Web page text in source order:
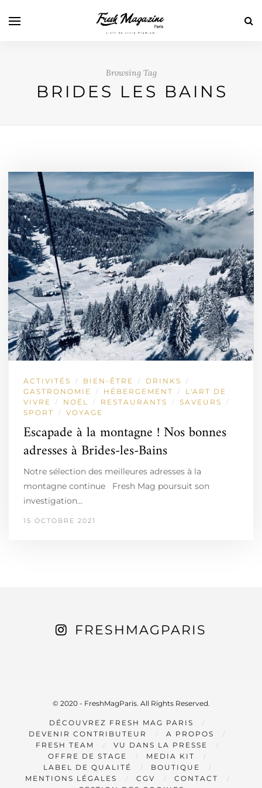
Browsing Tag
BRIDES LES BAINS
ACTIVITÉS / BIEN-ÊTRE / DRINKS /
GASTRONOMIE / HÉBERGEMENT /
L'ART DE
VIVRE
/ NOËL / RESTAURANTS / SAVEURS /
SPORT / VOYAGE
Escapade à la montagne ! Nos bonnes
adresses à Brides-les-Bains
Notre sélection des meilleures adresses à la
montagne continue Fresh Mag poursuit son
investigation…
15 OCTOBRE 2021
FRESHMAGPARIS
© 2020 - FreshMagParis. All Rights Reserved.
DÉCOUVREZ FRESH MAG PARIS
DEVENIR CONTRIBUTEUR
A PROPOS
FRESH TEAM
VU DANS LA PRESSE
OFFRE DE STAGE
MEDIA KIT
LABEL DE QUALITÉ
BOUTIQUE
MENTIONS LÉGALES
CGV
CONTACT